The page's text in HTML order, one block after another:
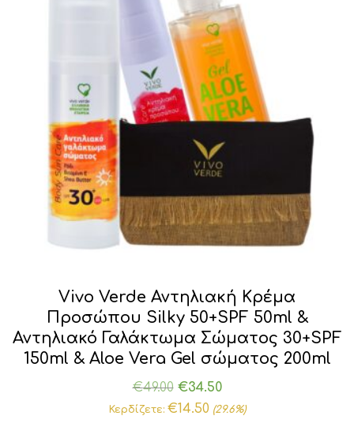
Vivo Verde Αντηλιακή Κρέμα
Προσώπου Silky 50+SPF 50ml &
Αντηλιακό Γαλάκτωμα Σώματος 30+SPF
150ml & Aloe Vera Gel σώματος 200ml
€49.00 Original
price
€34.50Η
τρέχουσα
Κερδίζετε: €14.50 (29.6%)